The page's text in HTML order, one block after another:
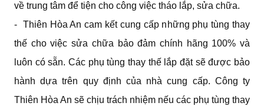
về trung tâm để tiện cho công việc tháo lắp, sửa chữa.
- Thiên Hòa An cam kết cung cấp những phụ tùng thay
thế cho việc sửa chữa bảo đảm chính hãng 100% và
luôn có sẵn. Các phụ tùng thay thế lắp đặt sẽ được bảo
hành dựa trên quy định của nhà cung cấp. Công ty
Thiên Hòa An sẽ chịu trách nhiệm nếu các phụ tùng thay